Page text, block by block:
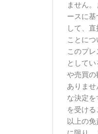
ません
ースに
して、
ことにつ
このプ
として
や売買の
ありま
な決定
を受ける
以上の